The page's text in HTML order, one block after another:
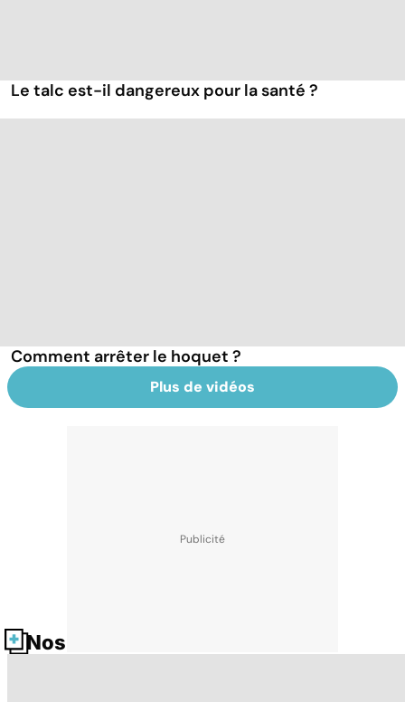
Le talc est-il dangereux pour la santé ?
Comment arrêter le hoquet ?
Plus de vidéos
Nos fiches santé